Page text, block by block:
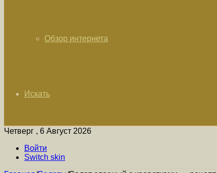
Обзор интернета
Искать
Четверг , 6 Август 2026
Войти
Switch skin